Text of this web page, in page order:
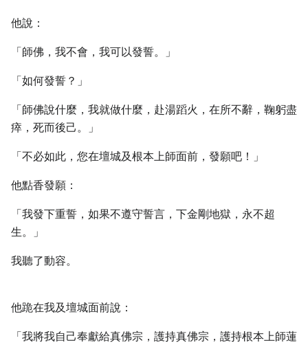
他說：
「師佛，我不會，我可以發誓。」
「如何發誓？」
「師佛說什麼，我就做什麼，赴湯蹈火，在所不辭，鞠躬盡
瘁，死而後己。」
「不必如此，您在壇城及根本上師面前，發願吧！」
他點香發願：
「我發下重誓，如果不遵守誓言，下金剛地獄，永不超
生。」
我聽了動容。
他跪在我及壇城面前說：
「我將我自己奉獻給真佛宗，護持真佛宗，護持根本上師蓮